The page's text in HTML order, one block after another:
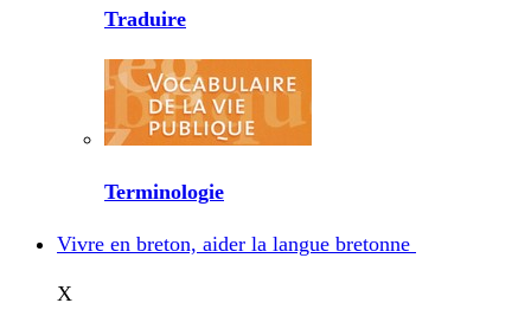
Traduire
Terminologie
Vivre en breton, aider la langue bretonne
X